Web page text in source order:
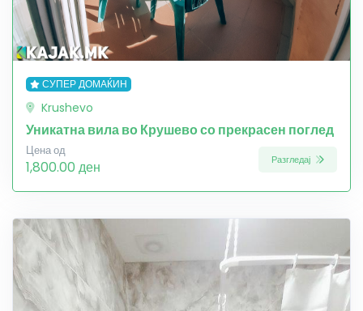
СУПЕР ДОМАЌИН
Krushevo
Уникатна вила во Крушево со прекрасен поглед
Цена од
1,800.00 ден Разгледај